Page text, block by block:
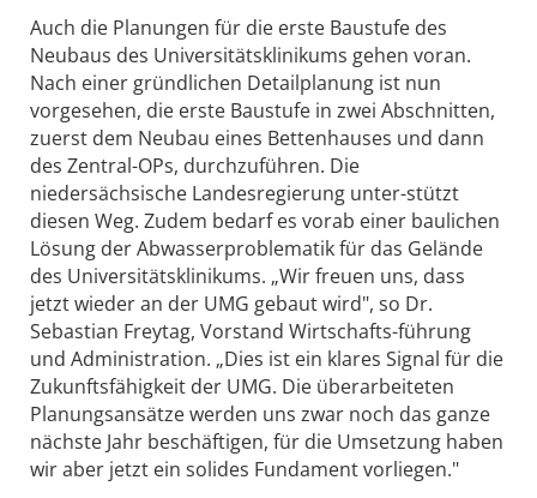
Auch die Planungen für die erste Baustufe des
Neubaus des Universitätsklinikums gehen voran.
Nach einer gründlichen Detailplanung ist nun
vorgesehen, die erste Baustufe in zwei Abschnitten,
zuerst dem Neubau eines Bettenhauses und dann
des Zentral-OPs, durchzuführen. Die
niedersächsische Landesregierung unter-stützt
diesen Weg. Zudem bedarf es vorab einer baulichen
Lösung der Abwasserproblematik für das Gelände
des Universitätsklinikums. „Wir freuen uns, dass
jetzt wieder an der UMG gebaut wird", so Dr.
Sebastian Freytag, Vorstand Wirtschafts-führung
und Administration. „Dies ist ein klares Signal für die
Zukunftsfähigkeit der UMG. Die überarbeiteten
Planungsansätze werden uns zwar noch das ganze
nächste Jahr beschäftigen, für die Umsetzung haben
wir aber jetzt ein solides Fundament vorliegen."